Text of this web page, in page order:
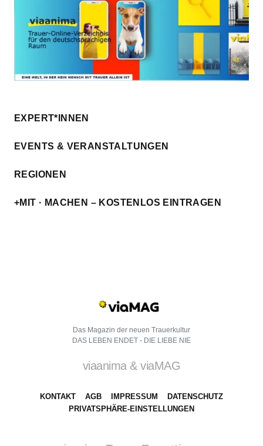
EXPERT*INNEN
EVENTS & VERANSTALTUNGEN
REGIONEN
+MIT · MACHEN – KOSTENLOS EINTRAGEN
Das Magazin der neuen Trauerkultur
DAS LEBEN ENDET - DIE LIEBE NIE
viaanima & viaMAG
KONTAKT AGB IMPRESSUM
DATENSCHUTZ
PRIVATSPHÄRE-EINSTELLUNGEN